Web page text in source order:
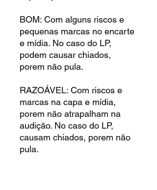
BOM: Com alguns riscos e
pequenas marcas no encarte
e mídia. No caso do LP,
podem causar chiados,
porem não pula.
RAZOÁVEL: Com riscos e
marcas na capa e mídia,
porem não atrapalham na
audição. No caso do LP,
causam chiados, porem não
pula.